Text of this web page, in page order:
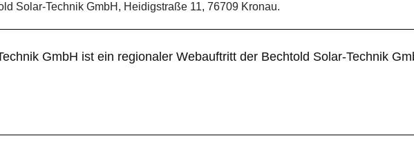
Solar-Technik GmbH, Heidigstraße 11, 76709 Kronau.
GmbH ist ein regionaler Webauftritt der Bechtold Solar-Technik